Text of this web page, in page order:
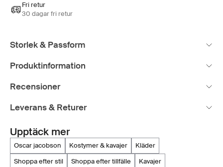
Fri retur
30 dagar fri retur
Storlek & Passform
Produktinformation
Recensioner
Leverans & Returer
Upptäck mer
oscar jacobson kostymer & kavajer
kläder
shoppa efter stil
shoppa efter tillfälle
kavajer